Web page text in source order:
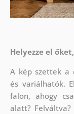
Helyezze el
A kép szettek a
és variálhatók.
falon, ahogy
alatt?